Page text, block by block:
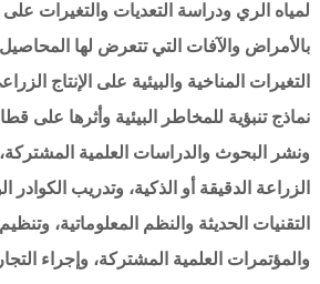
لمياه الري ودراسة التعديات والتغيرات على
بالأمراض والآفات التي تتعرض لها
التغيرات المناخية والبيئية على الإنتاج
نماذج تنبؤية للمخاطر البيئية وأثرها على
ونشر البحوث والدراسات العلمية
الزراعة الدقيقة أو الذكية، وتدريب
التقنيات الحديثة والنظم المعلوماتية،
والمؤتمرات العلمية المشتركة، وإجراء